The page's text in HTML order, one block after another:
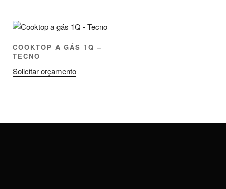
COOKTOP A GÁS 1Q –
TECNO
Solicitar orçamento